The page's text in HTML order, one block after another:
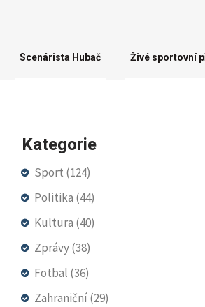
Scenárista Hubač Živé sportovní
Kategorie
Sport (124)
Politika (44)
Kultura (40)
Zprávy(38)
Fotbal (36)
Zahraniční(29)